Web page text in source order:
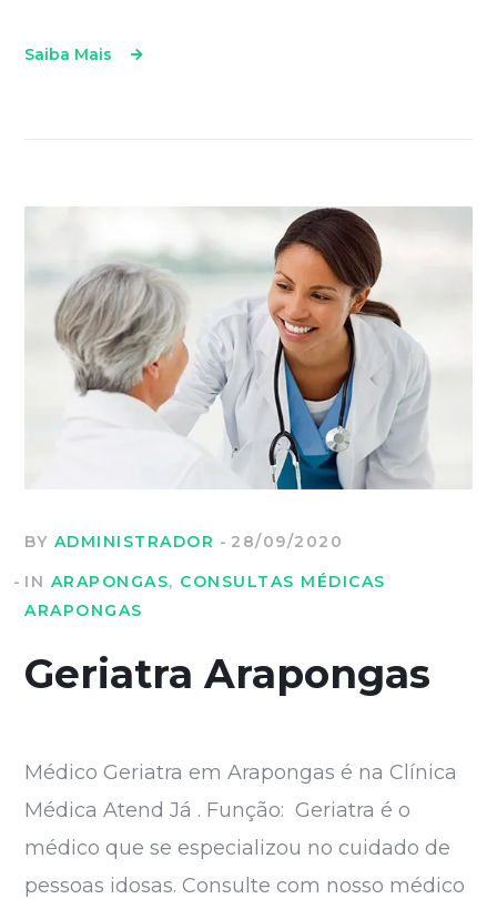
Saiba Mais
BY ADMINISTRADOR
28/09/2020
IN ARAPONGAS, CONSULTAS MÉDICAS
ARAPONGAS
Geriatra Arapongas
Médico Geriatra em Arapongas é na Clínica
Médica Atend Já . Função: Geriatra é o
médico que se especializou no cuidado de
pessoas idosas. Consulte com nosso médico